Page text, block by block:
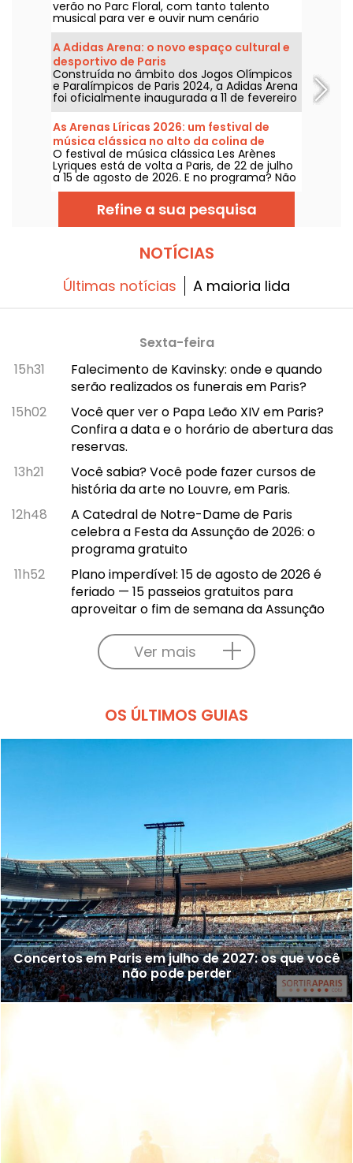
verão no Parc Floral, com tanto talento
musical para ver e ouvir num cenário
bucolico. Aqui está a programação dos
concertos gratuitos para descobrir de 24 de
junho a 6 de setembro de 2026!
A Adidas Arena: o novo espaço cultural e
desportivo de Paris
Construída no âmbito dos Jogos Olímpicos
e Paralímpicos de Paris 2024, a Adidas Arena
foi oficialmente inaugurada a 11 de fevereiro
de 2024. Saiba mais sobre este novo e
enorme recinto cultural e desportivo no
norte da capital.
As Arenas Líricas 2026: um festival de
música clássica no alto da colina de
Montmartre
O festival de música clássica Les Arènes
Lyriques está de volta a Paris, de 22 de julho
a 15 de agosto de 2026. E no programa? Não
menos que 16 concertos realizados nas
Arènes de Montmartre, um cenário idílico
para ouvir os grandes clássicos.
Refine a sua pesquisa
NOTÍCIAS
Últimas notícias A maioria lida
Sexta-feira
15h31
Falecimento de Kavinsky: onde e quando
serão realizados os funerais em Paris?
15h02
Você quer ver o Papa Leão XIV em Paris?
Confira a data e o horário de abertura das
reservas.
13h21
Você sabia? Você pode fazer cursos de
história da arte no Louvre, em Paris.
12h48
A Catedral de Notre-Dame de Paris
celebra a Festa da Assunção de 2026: o
programa gratuito
11h52
Plano imperdível: 15 de agosto de 2026 é
feriado — 15 passeios gratuitos para
aproveitar o fim de semana da Assunção
Ver mais
OS ÚLTIMOS GUIAS
Concertos em Paris em julho de 2027: os que você
não pode perder